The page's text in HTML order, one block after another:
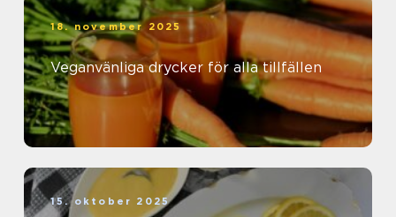
18. november 2025
Veganvänliga drycker för alla tillfällen
15. oktober 2025